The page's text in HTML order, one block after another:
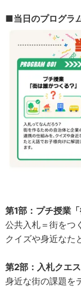
■当日のプログラ
第1部：プチ授業
公共入札＝街をつ
クイズや身近なた
第2部：入札クエ
身近な街の課題を